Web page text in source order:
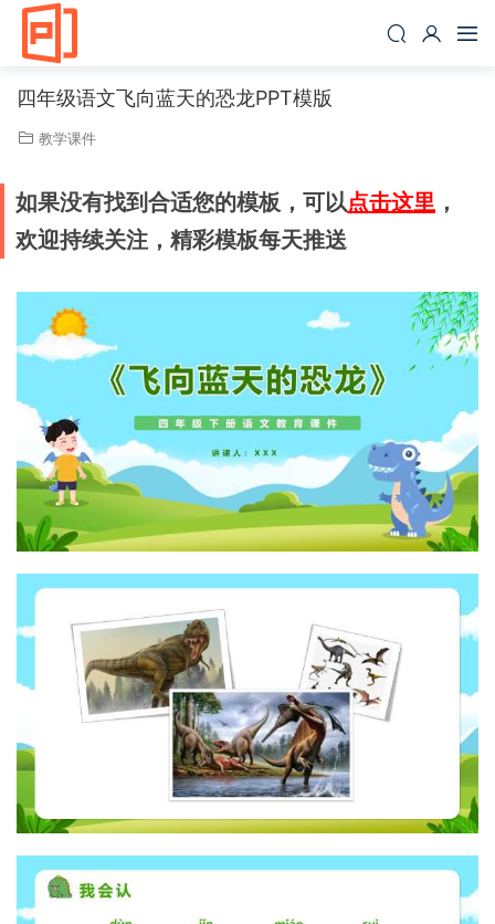
四年级语文飞向蓝天的恐龙PPT模版
教学课件
如果没有找到合适您的模板，可以点击这里 ，
欢迎持续关注，精彩模板每天推送